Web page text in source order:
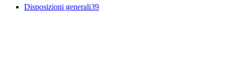
Disposizioni generali39